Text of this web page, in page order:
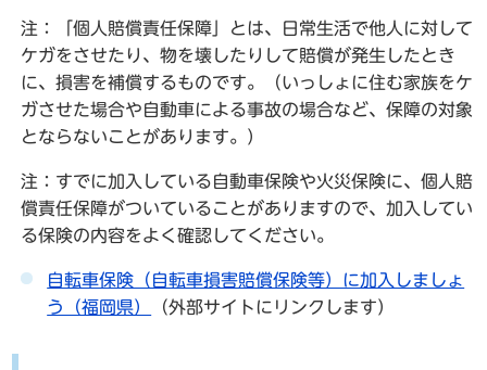
注：「個人賠償責任保障」とは、日常生活で他人に対して
ケガをさせたり、物を壊したりして賠償が発生したとき
に、損害を補償するものです。（いっしょに住む家族をケ
ガさせた場合や自動車による事故の場合など、保障の対象
とならないことがあります。）
注：すでに加入している自動車保険や火災保険に、個人賠
償責任保障がついていることがありますので、加入してい
る保険の内容をよく確認してください。
自転車保険（自転車損害賠償保険等）に加入しましょ
う（福岡県）
（外部サイトにリンクします）